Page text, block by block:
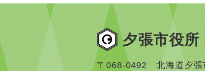
夕張市役所
〒068-0492 北海道夕張